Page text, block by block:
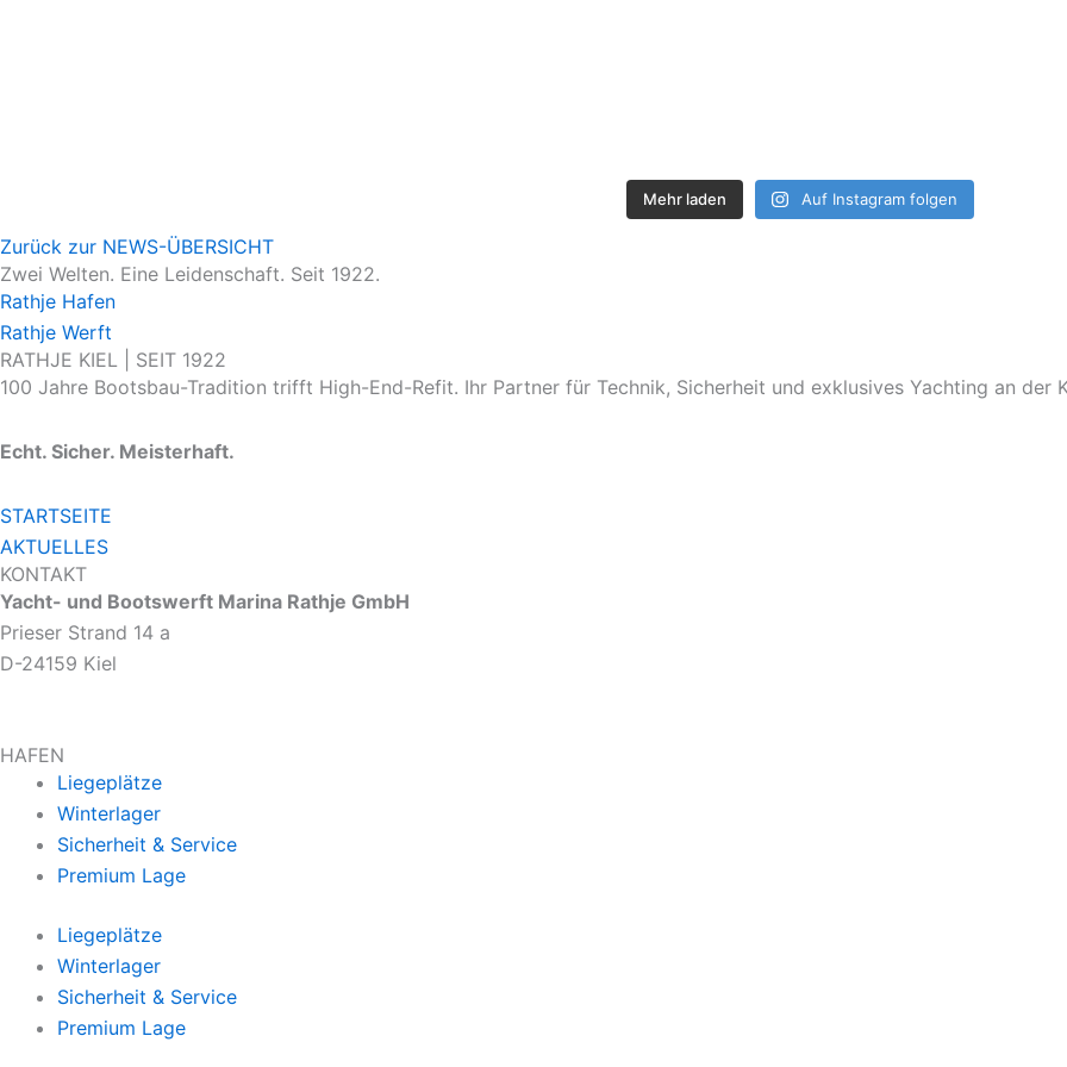
Mehr laden Auf Instagram folgen
Zurück zur NEWS-ÜBERSICHT
Zwei Welten. Eine Leidenschaft. Seit 1922.
Rathje Hafen
Rathje Werft
RATHJE KIEL | SEIT 1922
100 Jahre Bootsbau-Tradition trifft High-End-Refit. Ihr Partner für Technik, Sicherheit und exklusives Yachting an der
Echt. Sicher. Meisterhaft.
STARTSEITE
AKTUELLES
KONTAKT
Yacht- und Bootswerft Marina Rathje GmbH
Prieser Strand 14 a
D-24159 Kiel
HAFEN
Liegeplätze
Winterlager
Sicherheit & Service
Premium Lage
Liegeplätze
Winterlager
Sicherheit & Service
Premium Lage